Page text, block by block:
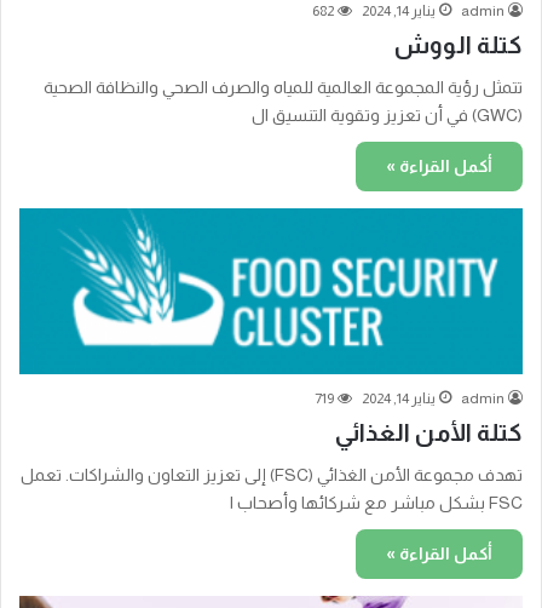
admin يناير 14, 2024 682
كتلة الووش
تتمثل رؤية المجموعة العالمية للمياه والصرف الصحي والنظافة الصحية
(GWC) في أن تعزيز وتقوية التنسيق ال
أكمل القراءة »
admin يناير 14, 2024 719
كتلة الأمن الغذائي
تهدف مجموعة الأمن الغذائي (FSC) إلى تعزيز التعاون والشراكات. تعمل
FSC بشكل مباشر مع شركائها وأصحاب ا
أكمل القراءة »